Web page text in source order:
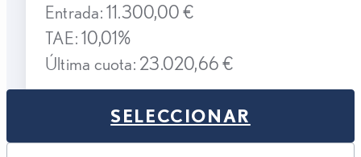
Entrada: 11.300,00 €
TAE: 10,01%
Última cuota: 23.020,66 €
SELECCIONAR